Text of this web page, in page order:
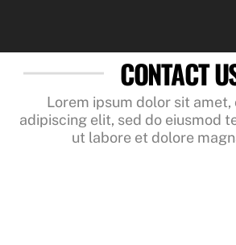
CONTACT
Lorem ipsum dolor sit
adipiscing elit, sed do eiusmod
ut labore et dolore